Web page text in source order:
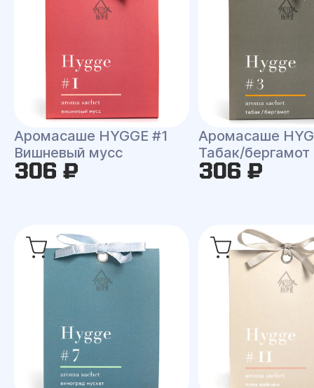
Аромасаше HYGGE #1
Вишневый мусс
306 ₽
Аромасаше
Табак/бергамот
306 ₽